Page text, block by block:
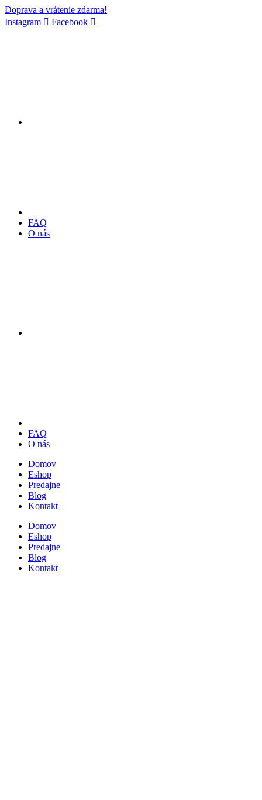
Doprava a vrátenie zdarma!
Instagram
Facebook
FAQ
O nás
FAQ
O nás
Domov
Eshop
Predajne
Blog
Kontakt
Domov
Eshop
Predajne
Blog
Kontakt